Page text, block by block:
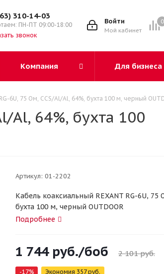
0
Войти
Мой кабинет
310-14-03
ПН-ПТ 09:00-18:00
звонок
Компания Для бизнеса
6U, 75 Ом, CCS/Al/Al, 64%, бухта 100 м, черный
Al, 64%, бухта 100
Артикул: 01-2202
Кабель коаксиальный REXANT RG-6U, 75
бухта 100 м, черный OUTDOOR
Подробнее
1 744руб./боб 2 101руб.
-17% Экономия 357руб.